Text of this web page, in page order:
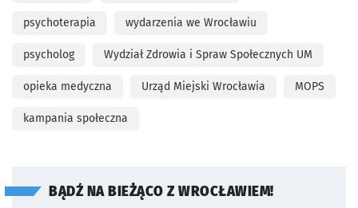
psychoterapia wydarzenia we Wrocławiu
psycholog Wydział Zdrowia i Spraw Społecznych UM
opieka medyczna Urząd Miejski Wrocławia MOPS
kampania społeczna
BĄDŹ NA BIEŻĄCO Z WROCŁAWIEM!